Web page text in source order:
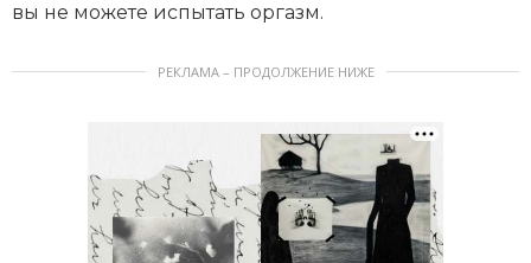
вы не можете испытать оргазм.
РЕКЛАМА – ПРОДОЛЖЕНИЕ НИЖЕ